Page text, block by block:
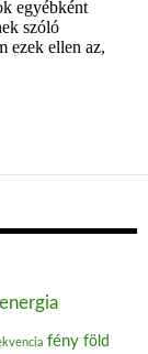
energia
fény föld